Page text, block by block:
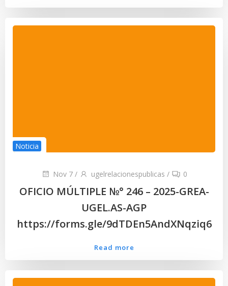
Noticia
Nov 7 / ugelrelacionespublicas / 0
OFICIO MÚLTIPLE №° 246 – 2025-GREA-
UGEL.AS-AGP
https://forms.gle/9dTDEn5AndXNqziq6
Read more